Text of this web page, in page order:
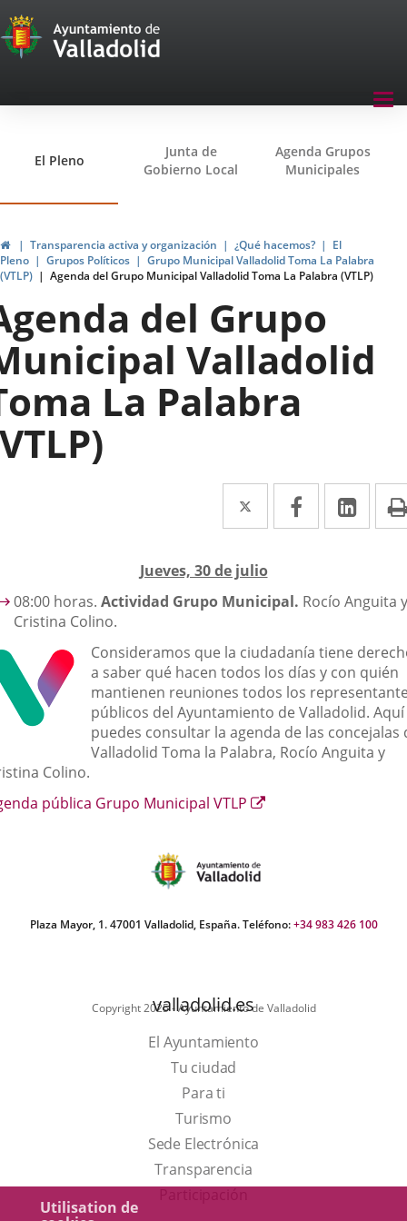
Utilisation de
Transparencia
Menu
El Pleno
Junta de
Gobierno Local
Agenda Grupos
Municipales
InicioTransparencia activa y organización ¿Qué hacemos?
El
Pleno
Grupos Políticos
Grupo Municipal Valladolid Toma La Palabra
(VTLP)
Agenda del Grupo Municipal Valladolid Toma La Palabra (VTLP)
del Grupo
Valladolid
La Palabra
Twitter
Enlace
a
una
aplicación
Facebook
Enlace
a
aplicación
a
Jueves, 30 de julio
08:00 horas. Actividad Grupo Municipal. Rocío Anguita y
Cristina Colino.
Consideramos que la ciudadanía tiene
a saber qué hacen todos los días y con quién
mantienen reuniones todos los
públicos del Ayuntamiento de Valladolid. Aquí
puedes consultar la agenda de las concejalas
Valladolid Toma la Palabra, Rocío Anguita y
Colino.
pública Grupo Municipal VTLP
Enlace
Plaza Mayor, 1. 47001 Valladolid, España. Teléfono:+34 983 426 100
Copyright 2025 - Ayuntamiento de Valladolid
valladolid.es
El Ayuntamiento
Tu ciudad
Para ti
TurismoEste
enlace
se
Sede Electrónica
Transparencia